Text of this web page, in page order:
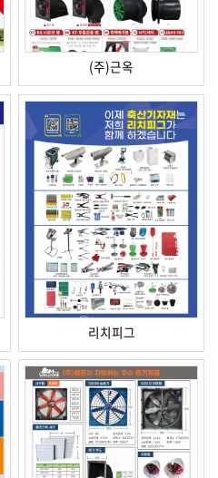
(주)근옥
리치피그